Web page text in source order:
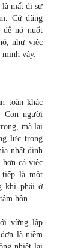
là mất đi sự
Cứ dũng
để nó nuốt
như việc
minh vậy.
toàn khác
Con người
mà lại
lực trọng
nhất định
cả việc
tiếp là một
khi phải ở
hồn.
vững lập
là niềm